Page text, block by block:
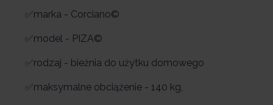
✅marka - Corciano©
✅model - PIZA©
✅rodzaj - bieżnia do użytku domowego
✅maksymalne obciążenie - 140 kg,